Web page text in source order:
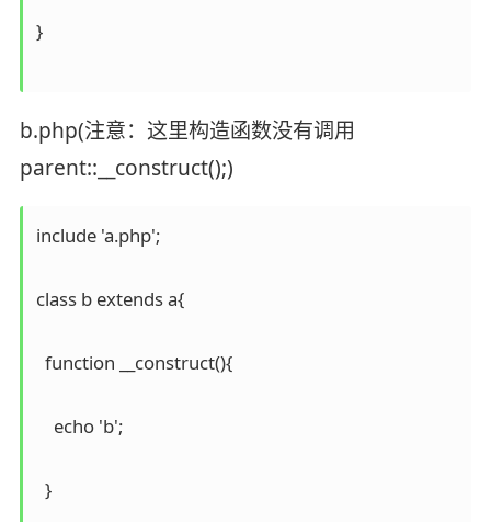
}
b.php(注意：这里构造函数没有调用
parent::__construct();)
include 'a.php';
class b extends a{
  function __construct(){
    echo 'b';
  }